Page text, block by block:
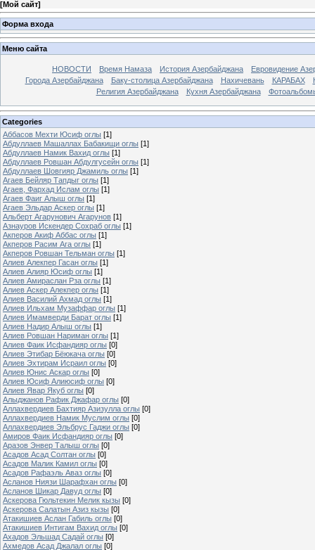
[Мой сайт]
Форма входа
Меню сайта
НОВОСТИ Время Намаза История Азербайджана
Евровидение
Города Азербайджана
Баку-столица Азербайджана Нахичевань КАРАБАХ
Религия Азербайджана
Кухня Азербайджана
Categories
Аббасов Мехти Юсиф оглы [1]
Абдуллаев Машаллах Бабакищи оглы [1]
Абдуллаев Намик Вахид оглы [1]
Абдуллаев Ровшан Абдулгусейн оглы [1]
Абдуллаев Шовгияр Джамиль оглы [1]
Агаев Бейляр Тапдыг оглы [1]
Агаев, Фархад Ислам оглы [1]
Агаев Фаиг Алыш оглы [1]
Агаев Эльдар Аскер оглы [1]
Альберт Агарунович Агарунов [1]
Азнауров Искендер Сохраб оглы [1]
Акперов Акиф Аббас оглы [1]
Акперов Расим Ага оглы [1]
Акперов Ровшан Тельман оглы [1]
Алиев Алекпер Гасан оглы [1]
Алиев Алияр Юсиф оглы [1]
Алиев Амираслан Рза оглы [1]
Алиев Аскер Алекпер оглы [1]
Алиев Василий Ахмад оглы [1]
Алиев Ильхам Музаффар оглы [1]
Алиев Имамверди Барат оглы [1]
Алиев Надир Алыш оглы [1]
Алиев Ровшан Нариман оглы [1]
Алиев Фаик Исфандияр оглы [0]
Алиев Этибар Бёюкача оглы [0]
Алиев Эхтирам Исраил оглы [0]
Алиев Юнис Аскар оглы [0]
Алиев Юсиф Алиюсиф оглы [0]
Алиев Явар Якуб оглы [0]
Алыджанов Рафик Джафар оглы [0]
Аллахвердиев Бахтияр Азизулла оглы [0]
Аллахвердиев Намик Муслим оглы [0]
Аллахвердиев Эльбрус Гаджи оглы [0]
Амиров Фаик Исфандияр оглы [0]
Аразов Энвер Талыш оглы [0]
Асадов Асад Солтан оглы [0]
Асадов Малик Камил оглы [0]
Асадов Рафаэль Аваз оглы [0]
Асланов Ниязи Шарафхан оглы [0]
Асланов Шикар Давуд оглы [0]
Аскерова Гюльтекин Мелик кызы [0]
Аскерова Салатын Азиз кызы [0]
Атакишиев Аслан Габиль оглы [0]
Атакишиев Интигам Вахид оглы [0]
Ахадов Эльшад Садай оглы [0]
Ахмедов Асад Джалал оглы [0]